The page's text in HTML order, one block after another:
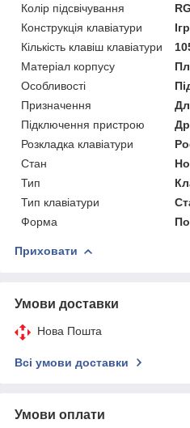
Колір підсвічування
Конструкція клавіатури
Кількість клавіш клавіатури
Матеріал корпусу
Особливості
Призначення
Підключення пристрою
Розкладка клавіатури
Стан
Тип
Тип клавіатури
Форма
Приховати
Умови доставки
Нова Пошта
Всі умови доставки
Умови оплати